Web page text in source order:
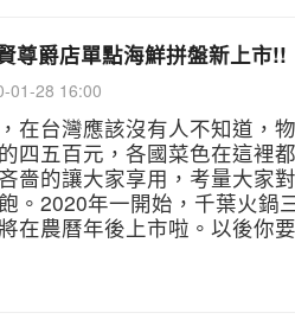
尊爵店單點海鮮拼盤新上市!!
01-28 16:00
在台灣應該沒有人不知道，
四五百元，各國菜色在這裡
嗇的讓大家享用，考量大家
。2020年一開始，千葉火鍋
在農曆年後上市啦。以後你